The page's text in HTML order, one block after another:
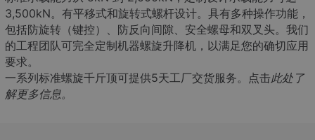
3,500kN。有平移式和旋转式螺杆设计。具有多种操作功能，
包括防旋转（键控）、防反向间隙、安全螺母和双叉头。我们
的工程团队可完全定制机器螺旋升降机，以满足您的确切应用
要求。
一系列标准螺旋千斤顶可提供5天工厂交货服务。点击此处 了
解更多信息。